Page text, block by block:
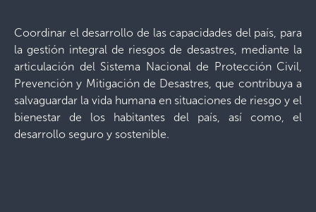
Coordinar el desarrollo de las capacidades del país, para
la gestión integral de riesgos de desastres, mediante la
articulación del Sistema Nacional de Protección Civil,
Prevención y Mitigación de Desastres, que contribuya a
salvaguardar la vida humana en situaciones de riesgo y el
bienestar de los habitantes del país, así como, el
desarrollo seguro y sostenible.